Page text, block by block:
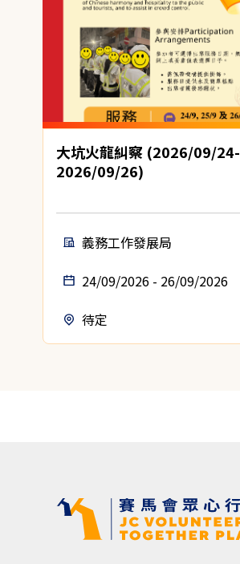
大坑火龍糾察 (2026/09/24-
2026/09/26)
義務工作發展局
24/09/2026 - 26/09/2026
待定